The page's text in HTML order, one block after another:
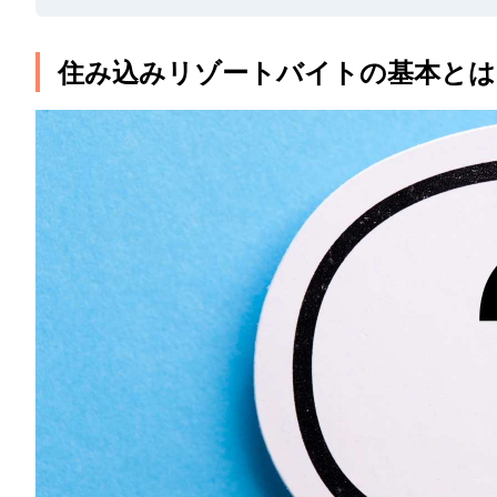
住み込みリゾートバイトの基本と